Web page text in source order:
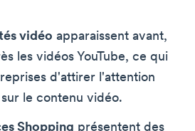
vidéo apparaissent avant,
les vidéos YouTube, ce qui
d'attirer l'attention
le contenu vidéo.
Shopping présentent des